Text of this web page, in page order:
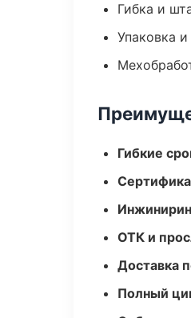
Гибка и
Упаковка
Гибкие
ОТК и
Доставка
Полный